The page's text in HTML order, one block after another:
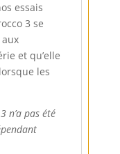
essais
3 se
et qu’elle
les
n’a pas été